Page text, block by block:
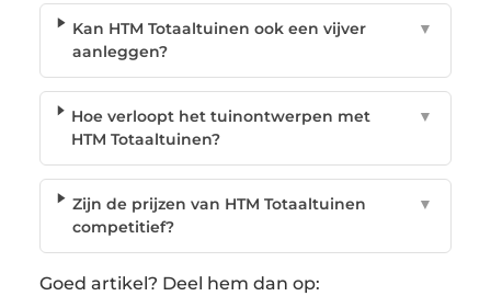
Kan HTM Totaaltuinen ook een vijver
aanleggen?
▼
Hoe verloopt het tuinontwerpen met
HTM Totaaltuinen?
▼
Zijn de prijzen van HTM Totaaltuinen
competitief?
▼
Goed artikel? Deel hem dan op: